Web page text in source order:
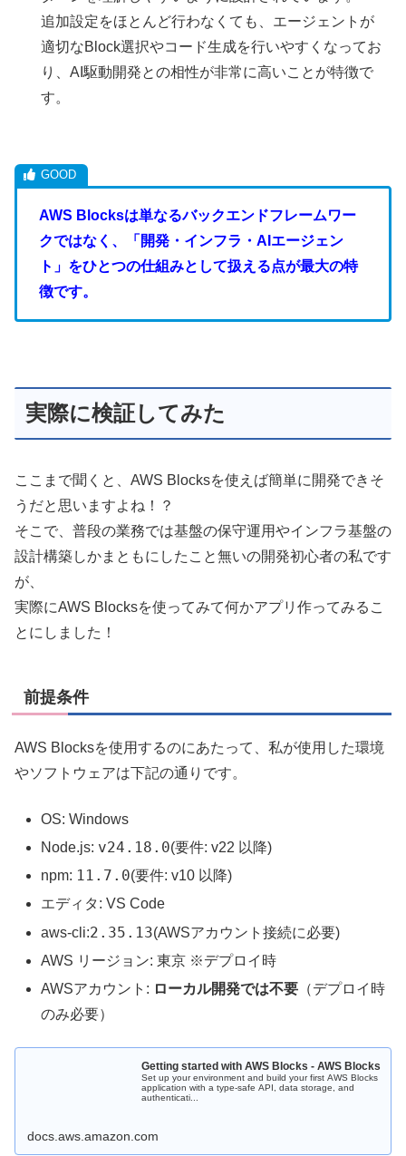
追加設定をほとんど行わなくても、エージェントが
適切なBlock選択やコード生成を行いやすくなってお
り、AI駆動開発との相性が非常に高いことが特徴で
す。
AWS Blocksは単なるバックエンドフレームワー
クではなく、「開発・インフラ・AIエージェン
ト」をひとつの仕組みとして扱える点が最大の特
徴です。
実際に検証してみた
ここまで聞くと、AWS Blocksを使えば簡単に開発できそ
うだと思いますよね！？
そこで、普段の業務では基盤の保守運用やインフラ基盤の
設計構築しかまともにしたこと無いの開発初心者の私です
が、
実際にAWS Blocksを使ってみて何かアプリ作ってみるこ
とにしました！
前提条件
AWS Blocksを使用するのにあたって、私が使用した環境
やソフトウェアは下記の通りです。
OS: Windows
Node.js: v24.18.0(要件: v22 以降)
npm: 11.7.0(要件: v10 以降)
エディタ: VS Code
aws-cli:2.35.13(AWSアカウント接続に必要)
AWS リージョン: 東京 ※デプロイ時
AWSアカウント: ローカル開発では不要 （デプロイ時
のみ必要）
Getting started with AWS Blocks - AWS Blocks
Set up your environment and build your first AWS Blocks
application with a type-safe API, data storage, and
authenticati...
docs.aws.amazon.com